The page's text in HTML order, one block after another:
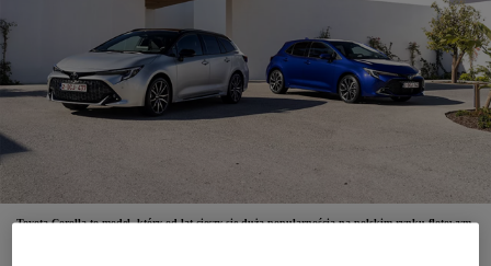
Toyota Corolla to model, który od lat cieszy się dużą popularnością na polskim rynku flotowym.